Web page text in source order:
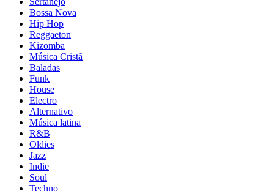
Bossa Nova
Hip Hop
Reggaeton
Kizomba
Música Cristã
Baladas
Funk
House
Electro
Alternativo
Música latina
R&B
Oldies
Jazz
Indie
Soul
Techno